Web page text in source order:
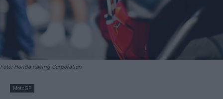
Fotó: Honda Racing Corporation
MotoGP